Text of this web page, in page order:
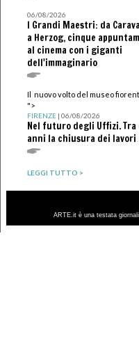
06/08/2026
I Grandi Maestri: da
a Herzog, cinque
al cinema con i giganti
dell'immaginario
Il nuovo volto del museo
">
FIRENZE| 06/08/2026
Nel futuro degli Uffizi. Tra
anni la chiusura dei lavori
LEGGI TUTTO >
ARTE.it è una testata